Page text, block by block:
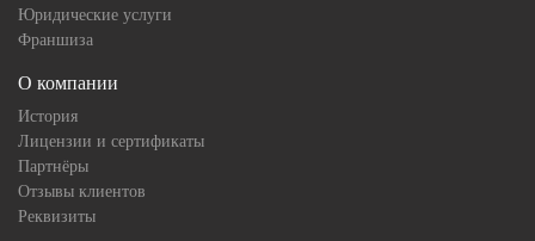
Юридические услуги
Франшиза
О компании
История
Лицензии и сертификаты
Партнёры
Отзывы клиентов
Реквизиты